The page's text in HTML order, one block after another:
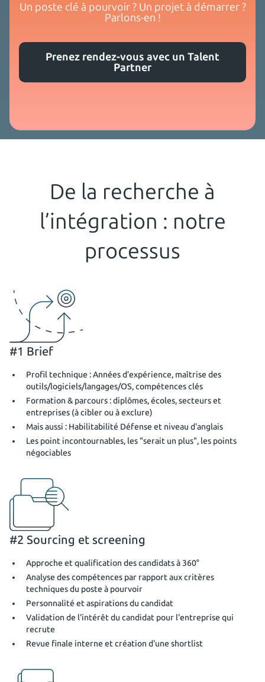
Un poste clé à pourvoir ? Un projet à démarrer ?
Parlons-en !
Prenez rendez-vous avec un Talent
Partner
De la recherche à
l’intégration : notre
processus
#1 Brief
Profil technique : Années d’expérience, maîtrise des
outils/logiciels/langages/OS, compétences clés
Formation & parcours : diplômes, écoles, secteurs et
entreprises (à cibler ou à exclure)
Mais aussi : Habilitabilité Défense et niveau d'anglais
Les point incontournables, les "serait un plus", les points
négociables
#2 Sourcing et screening
Approche et qualification des candidats à 360°
Analyse des compétences par rapport aux critères
techniques du poste à pourvoir
Personnalité et aspirations du candidat
Validation de l'intérêt du candidat pour l'entreprise qui
recrute
Revue finale interne et création d'une shortlist